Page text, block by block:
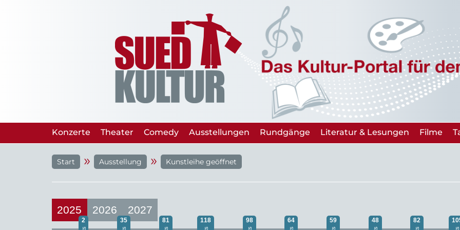
Konzerte Theater Comedy Ausstellungen Rundgänge Literatur & Lesungen Filme
Start » Ausstellung » Kunstleihe geöffnet
2025 2026 2027
2 35 81 118 98 64 59 48 82